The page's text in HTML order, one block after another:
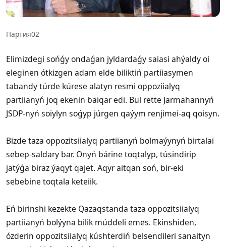
Партия02
Elimizdegi sońǵy ondaǵan jyldardaǵy saiasi ahýaldy oi
eleginen ótkizgen adam elde biliktiń partiiasymen
tabandy túrde kúrese alatyn resmi oppoziialyq
partiianyń joq ekenin baiqar edi. Bul rette Jarmahannyń
JSDP-nyń soiylyn soǵyp júrgen qaýym renjimei-aq qoisyn.
Bizde taza oppozitsiialyq partiianyń bolmaýynyń birtalai
sebep-saldary bar. Onyń bárine toqtalyp, túsindirip
jatýǵa biraz ýaqyt qajet. Aqyr aitqan soń, bir-eki
sebebine toqtala keteiik.
Eń birinshi kezekte Qazaqstanda taza oppozitsiialyq
partiianyń bolýyna bilik múddeli emes. Ekinshiden,
ózderin oppozitsiialyq kúshterdiń belsendileri sanaityn